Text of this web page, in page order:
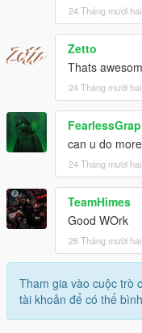
24 Tháng mười
Zetto
Thats
24 Tháng mười
can u do
24 Tháng mười
TeamHimes
Good WOrk
26 Tháng mười
Tham gia vào cuộc trò
tài khoản để có thể